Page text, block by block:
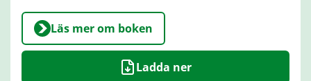
Läs mer om boken
Ladda ner